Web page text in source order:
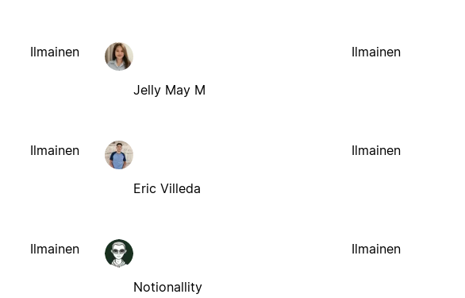
Ilmainen
Jelly May M
Ilmainen
Ilmainen
Eric Villeda
Ilmainen
Ilmainen
Notionallity
Ilmainen